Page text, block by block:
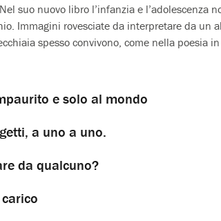
suo nuovo libro l’infanzia e l’adolescenza
Immagini rovesciate da interpretare da un
spesso convivono, come nella poesia
e solo al mondo
a uno a uno.
da qualcuno?